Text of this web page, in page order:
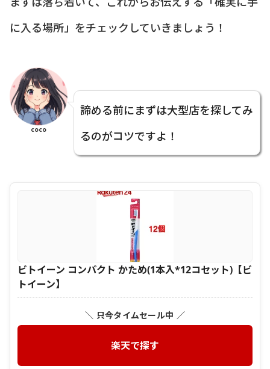
に入る場所」をチェックしていきましょう！
coco
諦める前にまずは大型店を探してみ
るのがコツですよ！
ビトイーン コンパクト かため(1本入*12コセット)【ビ
トイーン】
＼ 只今タイムセール中 ／
楽天で探す